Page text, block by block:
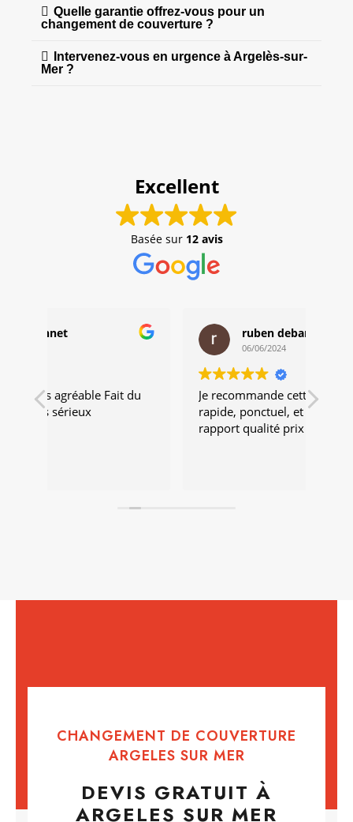
Quelle garantie offrez-vous pour un
changement de couverture ?
Intervenez-vous en urgence à Argelès-sur-
Mer ?
Excellent
Basée sur 12 avis
ruben debard
Je recommande cette artisan travaille
rapide, ponctuel, et très minutieux,
rapport qualité prix très corrects
CHANGEMENT DE COUVERTURE
ARGELES SUR MER
DEVIS GRATUIT À
ARGELES SUR MER